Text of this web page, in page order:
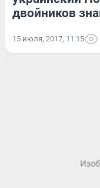
двойников
15 июля, 2017, 11:15